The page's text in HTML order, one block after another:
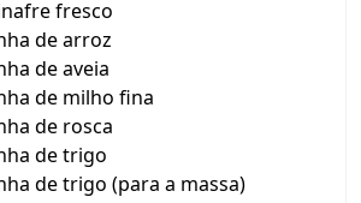
fresco
de arroz
de aveia
de milho fina
de rosca
de trigo
de trigo (para a massa)